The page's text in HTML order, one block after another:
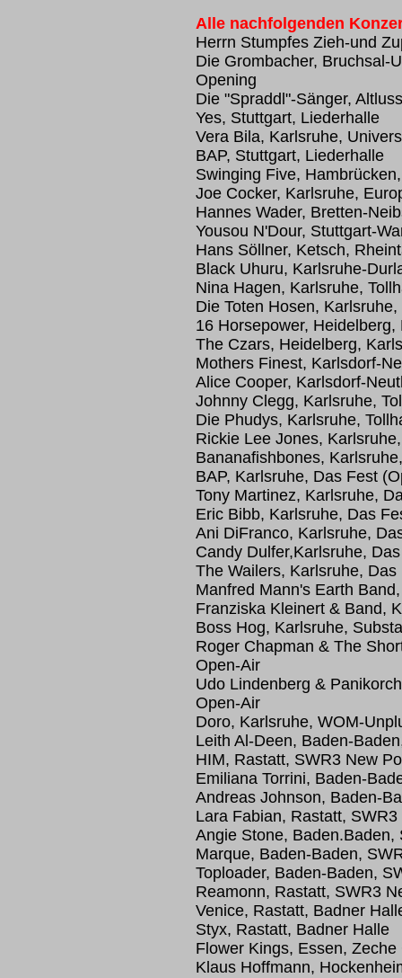
Alle nachfolgenden
Herrn Stumpfes Zieh-und
Die Grombacher, Bruchsal-
Opening
Die "Spraddl"-Sänger,
Yes, Stuttgart, Liederhalle
Vera Bila, Karlsruhe,
BAP, Stuttgart, Liederhalle
Swinging Five,
Joe Cocker, Karlsruhe,
Hannes Wader, Bretten-
Yousou N'Dour, Stuttgart-
Hans Söllner, Ketsch,
Black Uhuru, Karlsruhe-
Nina Hagen, Karlsruhe,
Die Toten Hosen,
16 Horsepower,
The Czars, Heidelberg,
Mothers Finest, Karlsdorf-
Alice Cooper, Karlsdorf-
Johnny Clegg, Karlsruhe,
Die Phudys, Karlsruhe,
Rickie Lee Jones,
Bananafishbones,
BAP, Karlsruhe, Das Fest
Tony Martinez, Karlsruhe,
Eric Bibb, Karlsruhe, Das
Ani DiFranco, Karlsruhe,
Candy Dulfer,Karlsruhe,
The Wailers, Karlsruhe,
Manfred Mann's Earth
Franziska Kleinert & Band,
Boss Hog, Karlsruhe,
Roger Chapman & The
Open-Air
Udo Lindenberg &
Open-Air
Doro, Karlsruhe, WOM-
Leith Al-Deen, Baden-
HIM, Rastatt, SWR3 New
Emiliana Torrini, Baden-
Andreas Johnson, Baden-
Lara Fabian, Rastatt,
Angie Stone,
Marque, Baden-Baden,
Toploader, Baden-Baden,
Reamonn, Rastatt, SWR3
Venice, Rastatt, Badner
Styx, Rastatt, Badner Halle
Flower Kings, Essen, Zeche
Klaus Hoffmann,